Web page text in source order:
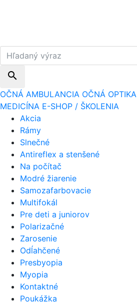
search
OČNÁ AMBULANCIA OČNÁ OPTIKA
MEDICÍNA E-SHOP / ŠKOLENIA
Akcia
Rámy
Slnečné
Antireflex a stenšené
Na počítač
Modré žiarenie
Samozafarbovacie
Multifokál
Pre deti a juniorov
Polarizačné
Zarosenie
Odĺahčené
Presbyopia
Myopia
Kontaktné
Poukážka